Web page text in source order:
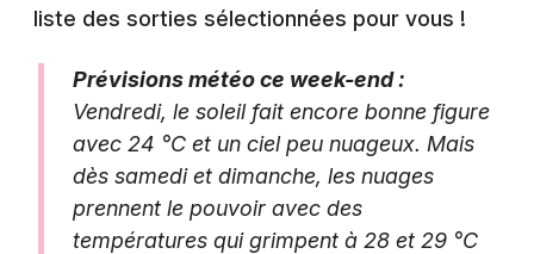
Newsletter des sorties
Artistes en tournée
Actus à Quimper
liste des sorties sélectionnées pour vous !
Prévisions météo ce week-end :
Vendredi, le soleil fait encore bonne figure
avec 24 °C et un ciel peu nuageux. Mais
dès samedi et dimanche, les nuages
prennent le pouvoir avec des
températures qui grimpent à 28 et 29 °C